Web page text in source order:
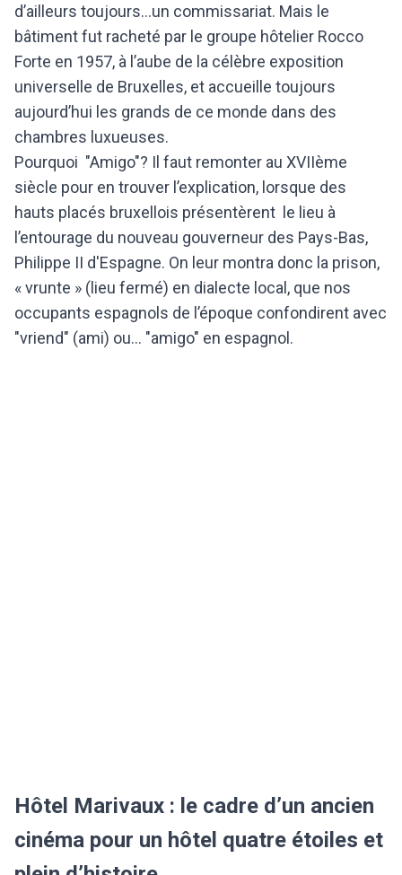
d’ailleurs toujours...un commissariat. Mais le
bâtiment fut racheté par le groupe hôtelier Rocco
Forte en 1957, à l’aube de la célèbre exposition
universelle de Bruxelles, et accueille toujours
aujourd’hui les grands de ce monde dans des
chambres luxueuses.
Pourquoi "Amigo"? Il faut remonter au XVIIème
siècle pour en trouver l’explication, lorsque des
hauts placés bruxellois présentèrent le lieu à
l’entourage du nouveau gouverneur des Pays-Bas,
Philippe II d'Espagne. On leur montra donc la prison,
« vrunte » (lieu fermé) en dialecte local, que nos
occupants espagnols de l’époque confondirent avec
"vriend" (ami) ou... "amigo" en espagnol.
Hôtel Marivaux : le cadre d’un ancien
cinéma pour un hôtel quatre étoiles et